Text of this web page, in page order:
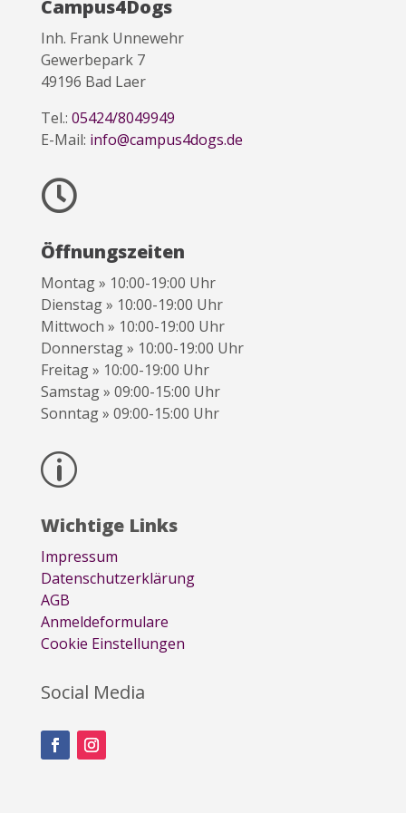
Campus4Dogs
Inh. Frank Unnewehr
Gewerbepark 7
49196 Bad Laer
Tel.: 05424/8049949
E-Mail: info@campus4dogs.de

Öffnungszeiten
Montag » 10:00-19:00 Uhr
Dienstag » 10:00-19:00 Uhr
Mittwoch » 10:00-19:00 Uhr
Donnerstag » 10:00-19:00 Uhr
Freitag » 10:00-19:00 Uhr
Samstag » 09:00-15:00 Uhr
Sonntag » 09:00-15:00 Uhr
p
Wichtige Links
Impressum
Datenschutzerklärung
AGB
Anmeldeformulare
Cookie Einstellungen
Social Media